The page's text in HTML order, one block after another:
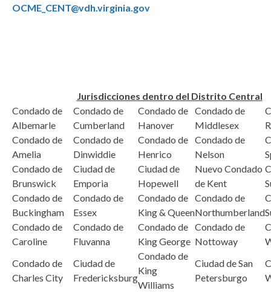
OCME_CENT@vdh.virginia.gov
Jurisdicciones dentro del Distrito Central
Condado de
Albemarle
Condado de
Cumberland
Condado de
Hanover
Condado de
Middlesex
Condado de
Amelia
Condado de
Dinwiddie
Condado de
Henrico
Condado de
Nelson
Condado de
Brunswick
Ciudad de
Emporia
Ciudad de
Hopewell
Nuevo Condado
de Kent
Condado de
Buckingham
Condado de
Essex
Condado de
King & Queen
Condado de
Northumberland
Condado de
Caroline
Condado de
Fluvanna
Condado de
King George
Condado de
Nottoway
Condado de
Charles City
Ciudad de
Fredericksburg
Condado de
King
Williams
Ciudad de San
Petersburgo